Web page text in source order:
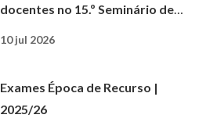
docentes no 15.º Seminário de
10 jul 2026
Exames Época de Recurso |
2025/26